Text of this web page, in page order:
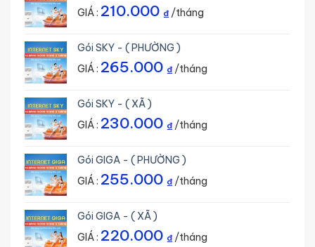
GIÁ : 210.000 ₫/tháng
Gói SKY - ( PHƯỜNG )
GIÁ : 265.000 ₫/tháng
Gói SKY - ( XÃ )
GIÁ : 230.000 ₫/tháng
Gói GIGA - ( PHƯỜNG )
GIÁ : 255.000 ₫/tháng
Gói GIGA - ( XÃ )
GIÁ : 220.000 ₫/tháng